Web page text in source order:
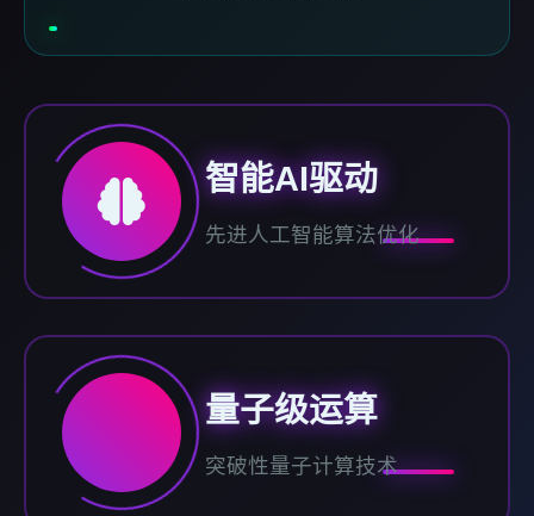
智能AI驱动
先进人工智能算法优化
量子级运算
突破性量子计算技术